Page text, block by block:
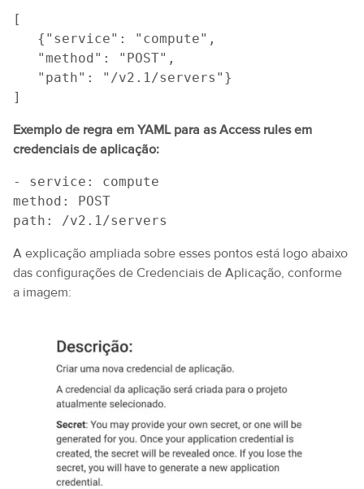
[
   {"service": "compute",
   "method": "POST",
   "path": "/v2.1/servers"}
]
Exemplo de regra em YAML para as Access rules em
credenciais de aplicação:
- service: compute
method: POST
path: /v2.1/servers
A explicação ampliada sobre esses pontos está logo abaixo
das configurações de Credenciais de Aplicação, conforme
a imagem: